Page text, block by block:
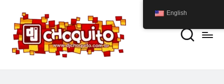
English